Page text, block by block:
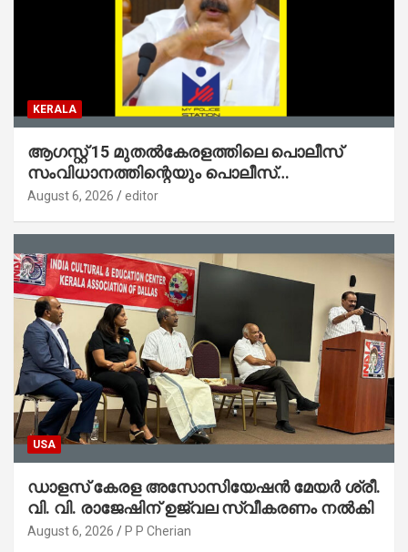
KERALA
ആഗസ്റ്റ് 15 മുതല്‍കേരളത്തിലെ പൊലീസ്
സംവിധാനത്തിന്റെയും പൊലീസ്
സ്റ്റേഷനുകളുടെയും മുഖഛായ മാറുകയാണ് :
August 6, 2026 editor
USA
ഡാളസ് കേരള അസോസിയേഷൻ മേയർ ശ്രീ.
വി. വി. രാജേഷിന് ഉജ്വല സ്വീകരണം നൽകി
August 6, 2026 P P Cherian